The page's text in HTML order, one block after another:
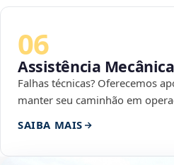
06
Assistência
Falhas técnicas? Oferecemos
manter seu caminhão em
SAIBA MAIS